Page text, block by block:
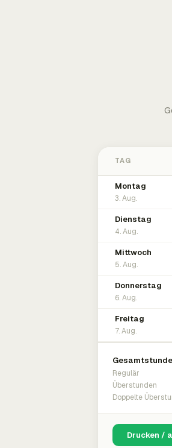
TAG
Montag
3. Aug.
Dienstag
4. Aug.
Mittwoch
5. Aug.
Donnerstag
6. Aug.
Freitag
7. Aug.
Regulär
Überstunden
Doppelte
Drucken /